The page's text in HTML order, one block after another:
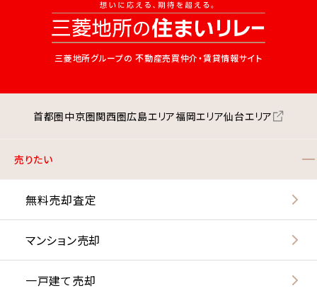
三菱地所グループの 不動産売買仲介・賃貸情報サイト
首都圏中京圏関西圏広島エリア福岡エリア仙台エリア
売りたい
無料売却査定
マンション売却
一戸建て売却